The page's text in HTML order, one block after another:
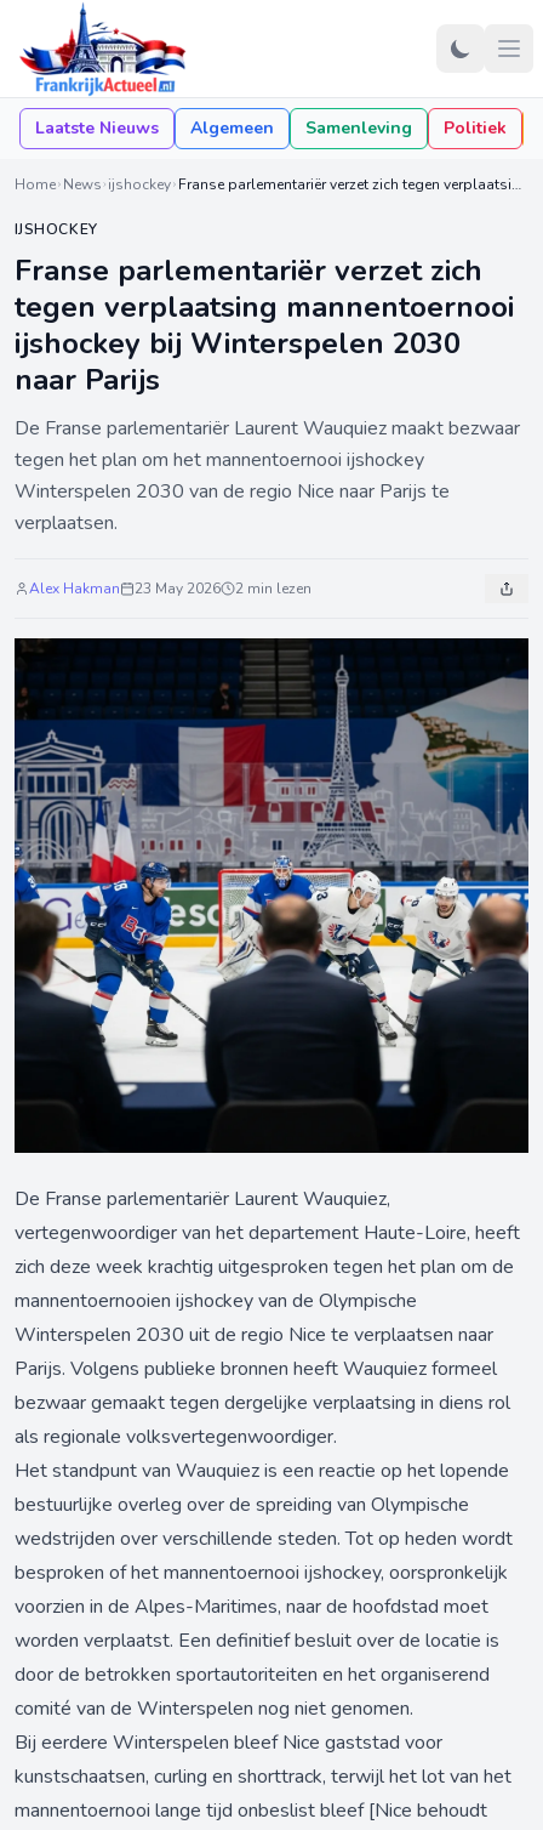
Laatste Nieuws Algemeen Samenleving Politiek
Home News ijshockey Franse parlementariër verzet zich tegen verplaatsing mannentoernooi ijshockey bij Winterspelen 2030 naar Parijs
IJSHOCKEY
Franse parlementariër verzet zich
tegen verplaatsing mannentoernooi
ijshockey bij Winterspelen 2030
naar Parijs
De Franse parlementariër Laurent Wauquiez maakt bezwaar
tegen het plan om het mannentoernooi ijshockey
Winterspelen 2030 van de regio Nice naar Parijs te
verplaatsen.
Alex Hakman 23 May 2026 2 min lezen
De Franse parlementariër Laurent Wauquiez,
vertegenwoordiger van het departement Haute-Loire, heeft
zich deze week krachtig uitgesproken tegen het plan om de
mannentoernooien ijshockey van de Olympische
Winterspelen 2030 uit de regio Nice te verplaatsen naar
Parijs. Volgens publieke bronnen heeft Wauquiez formeel
bezwaar gemaakt tegen dergelijke verplaatsing in diens rol
als regionale volksvertegenwoordiger.
Het standpunt van Wauquiez is een reactie op het lopende
bestuurlijke overleg over de spreiding van Olympische
wedstrijden over verschillende steden. Tot op heden wordt
besproken of het mannentoernooi ijshockey, oorspronkelijk
voorzien in de Alpes-Maritimes, naar de hoofdstad moet
worden verplaatst. Een definitief besluit over de locatie is
door de betrokken sportautoriteiten en het organiserend
comité van de Winterspelen nog niet genomen.
Bij eerdere Winterspelen bleef Nice gaststad voor
kunstschaatsen, curling en shorttrack, terwijl het lot van het
mannentoernooi lange tijd onbeslist bleef[Nice behoudt